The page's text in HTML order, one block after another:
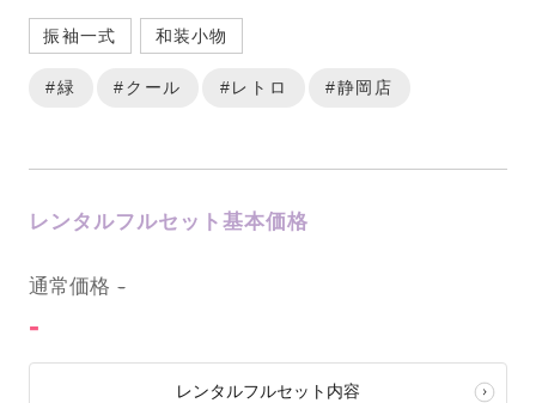
振袖一式 和装小物
#緑 #クール #レトロ #静岡店
レンタルフルセット基本価格
通常価格 -
-
レンタルフルセット内容